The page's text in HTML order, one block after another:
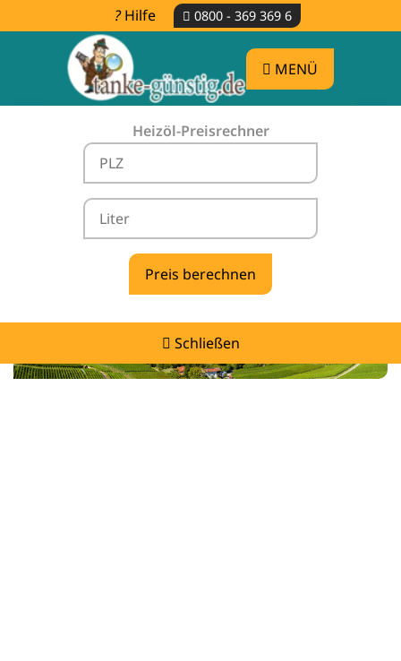
Hilfe 0800 - 369 369 6
MENÜ
Heizöl-Preisrechner
Schließen
Heizölpreise Kreßberg -
vergleichen & günstig tanken